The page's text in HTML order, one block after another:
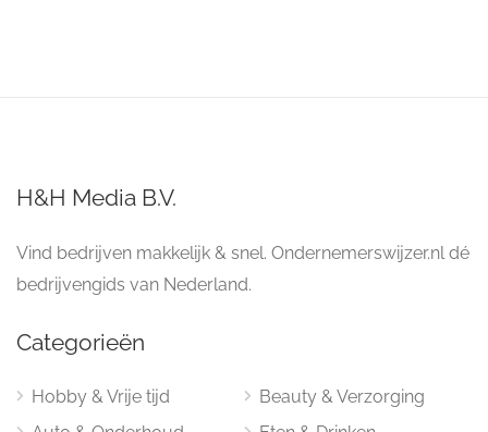
H&H Media B.V.
Vind bedrijven makkelijk & snel. Ondernemerswijzer.nl dé
bedrijvengids van Nederland.
Categorieën
Hobby & Vrije tijd
Beauty & Verzorging